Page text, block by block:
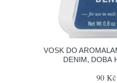
VOSK DO
DENIM, DOBA
90 Kč